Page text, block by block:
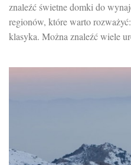
znaleźć świetne domki do
regionów, które warto
klasyka. Można znaleźć wiele